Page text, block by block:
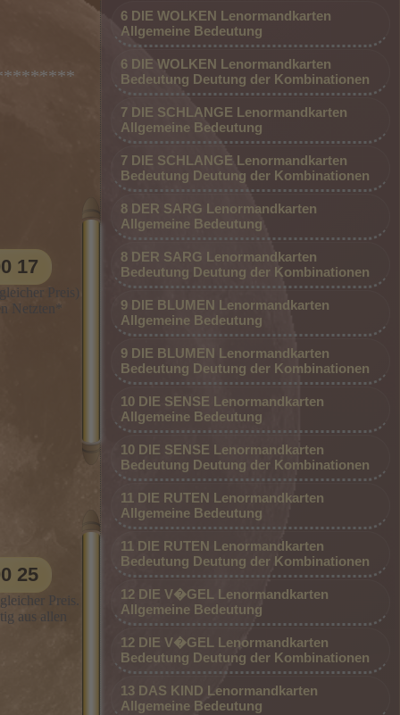
bin
seit
mein
in
Ich
09002 - 80 00 00 17 (0,99 €/Min. Mobil
und Festnetz gleicher Preis) *Top-
Beraterin dauerhaft günstig aus allen
Netzen*
17
Preis)
Netzten*
F.
Beraterdurchwahl: 09002 - 80 00 00 25
(0,99 €/Min. - Mobil und Festnetz gleicher
Preis. *Premium-Beraterin dauerhaft
günstig aus allen Netzen*
25
Preis.
aus allen
6 DIE WOLKEN Lenormandkarten
Allgemeine Bedeutung
6 DIE WOLKEN Lenormandkarten
Bedeutung Deutung der Kombinationen
7 DIE SCHLANGE Lenormandkarten
Allgemeine Bedeutung
7 DIE SCHLANGE Lenormandkarten
Bedeutung Deutung der Kombinationen
8 DER SARG Lenormandkarten
Allgemeine Bedeutung
8 DER SARG Lenormandkarten
Bedeutung Deutung der Kombinationen
9 DIE BLUMEN Lenormandkarten
Allgemeine Bedeutung
9 DIE BLUMEN Lenormandkarten
Bedeutung Deutung der Kombinationen
10 DIE SENSE Lenormandkarten
Allgemeine Bedeutung
10 DIE SENSE Lenormandkarten
Bedeutung Deutung der Kombinationen
11 DIE RUTEN Lenormandkarten
Allgemeine Bedeutung
11 DIE RUTEN Lenormandkarten
Bedeutung Deutung der Kombinationen
12 DIE V�GEL Lenormandkarten
Allgemeine Bedeutung
12 DIE V�GEL Lenormandkarten
Bedeutung Deutung der Kombinationen
13 DAS KIND Lenormandkarten
Allgemeine Bedeutung